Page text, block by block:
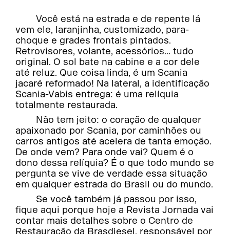
Você está na estrada e de repente lá
vem ele, laranjinha, customizado, para-
choque e grades frontais pintados.
Retrovisores, volante, acessórios... tudo
original. O sol bate na cabine e a cor dele
até reluz. Que coisa linda, é um Scania
jacaré reformado! Na lateral, a identificação
Scania-Vabis entrega: é uma relíquia
totalmente restaurada.
Não tem jeito: o coração de qualquer
apaixonado por Scania, por caminhões ou
carros antigos até acelera de tanta emoção.
De onde vem? Para onde vai? Quem é o
dono dessa relíquia? É o que todo mundo se
pergunta se vive de verdade essa situação
em qualquer estrada do Brasil ou do mundo.
Se você também já passou por isso,
fique aqui porque hoje a Revista Jornada vai
contar mais detalhes sobre o Centro de
Restauração da Brasdiesel, responsável por